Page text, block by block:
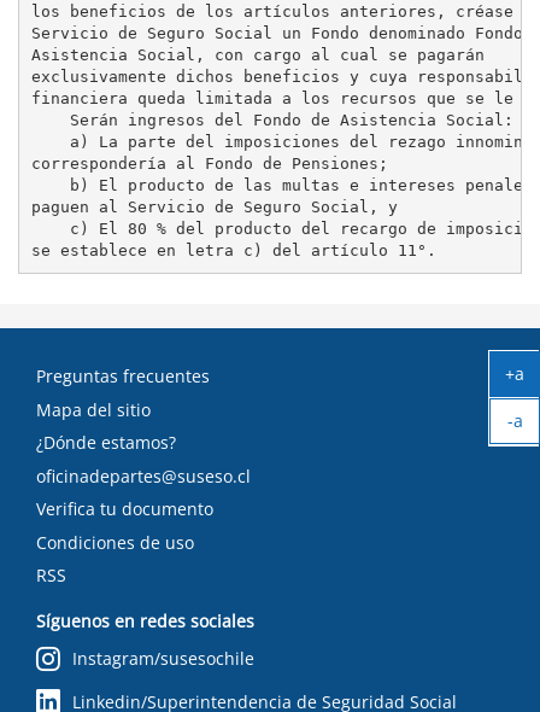
los beneficios de los artículos anteriores, créase
Servicio de Seguro Social un Fondo denominado Fondo
Asistencia Social, con cargo al cual se pagarán
exclusivamente dichos beneficios y cuya
financiera queda limitada a los recursos que se le
    Serán ingresos del Fondo de Asistencia Social:
a) La parte del imposiciones del rezago
correspondería al Fondo de Pensiones;
b) El producto de las multas e intereses penales
paguen al Servicio de Seguro Social, y
c) El 80 % del producto del recargo de
Preguntas frecuentes
Mapa del sitio
¿Dónde estamos?
oficinadepartes@suseso.cl
Verifica tu documento
Condiciones de uso
RSS
Síguenos en redes sociales
Instagram/susesochile
Linkedin/Superintendencia de Seguridad Social
+a
-a